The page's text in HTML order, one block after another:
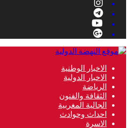
الاخبار الوطنية
الاخبار الدولية
الرياضة
الثقافة والفنون
الجالية المغربية
احداث وحوادث
الاسرة